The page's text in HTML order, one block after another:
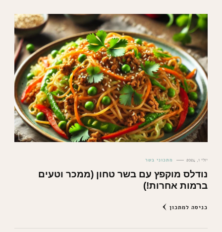
יולי 1, 2024 מתכוני בשר
נודלס מוקפץ עם בשר טחון (ממכר וטעים
ברמות אחרות!)
כניסה למתכון